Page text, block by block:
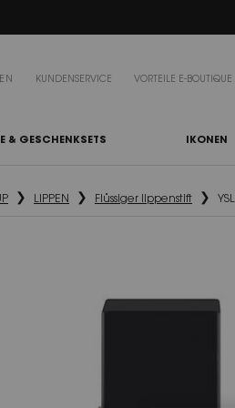
KUNDENSERVICE VORTEILE E-BOUTIQUE
& GESCHENKSETS IKONEN
LIPPEN Flüssiger lippenstift